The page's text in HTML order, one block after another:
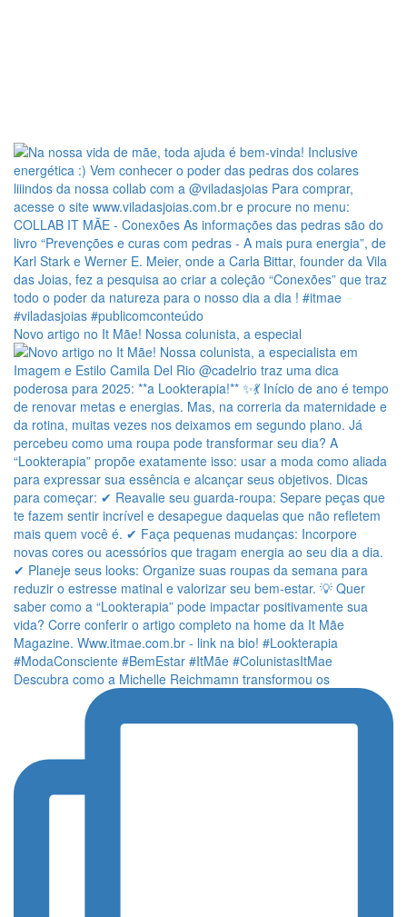
Novo artigo no It Mãe! Nossa colunista, a especial
Descubra como a Michelle Reichmamn transformou os